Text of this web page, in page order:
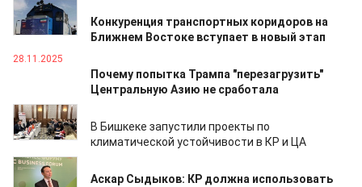
03.12.2025
Конкуренция транспортных коридоров на
Ближнем Востоке вступает в новый этап
28.11.2025
Почему попытка Трампа "перезагрузить"
Центральную Азию не сработала
24.11.2025
В Бишкеке запустили проекты по
климатической устойчивости в КР и ЦА
20.11.2025
Аскар Сыдыков: КР должна использовать